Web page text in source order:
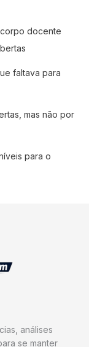
docente
faltava para
mas não por
para o
análises
se manter